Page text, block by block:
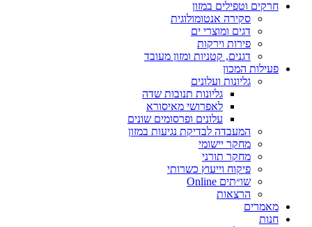
חרקים וטפילים במזון
סקירה אנטומולוגית
דגים ומוצרי ים
פירות וירקות
דגנים, קטניות ומזון מעובד
פעילות המכון
גליונות ועלונים
גליונות תנובות שדה
לאפרושי מאיסורא
עלונים ופרסומים שונים
המעבדה לבדיקת נגיעות במזון
מחקר יישומי
מחקר תורני
פיקוח וייעוץ כשרותי
שו״תים Online
הרצאות
מאמרים
חנות